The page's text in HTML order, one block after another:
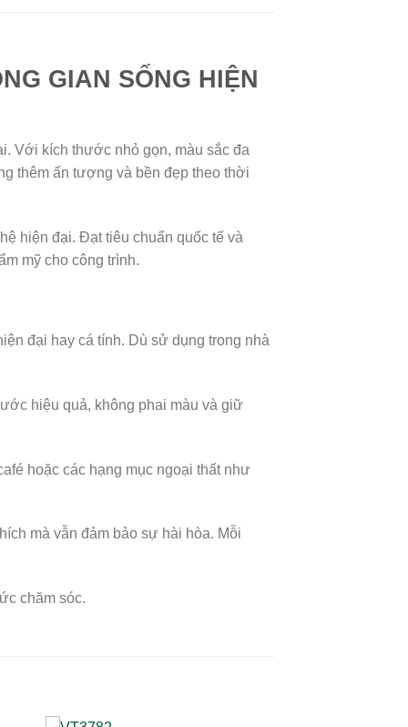
GIAN SỐNG HIỆN
Với kích thước nhỏ gọn, màu sắc đa
thêm ấn tượng và bền đẹp theo thời
hiện đại. Đạt tiêu chuẩn quốc tế và
mỹ cho công trình.
đại hay cá tính. Dù sử dụng trong nhà
hiệu quả, không phai màu và giữ
hoặc các hạng mục ngoại thất như
mà vẫn đảm bảo sự hài hòa. Mỗi
chăm sóc.